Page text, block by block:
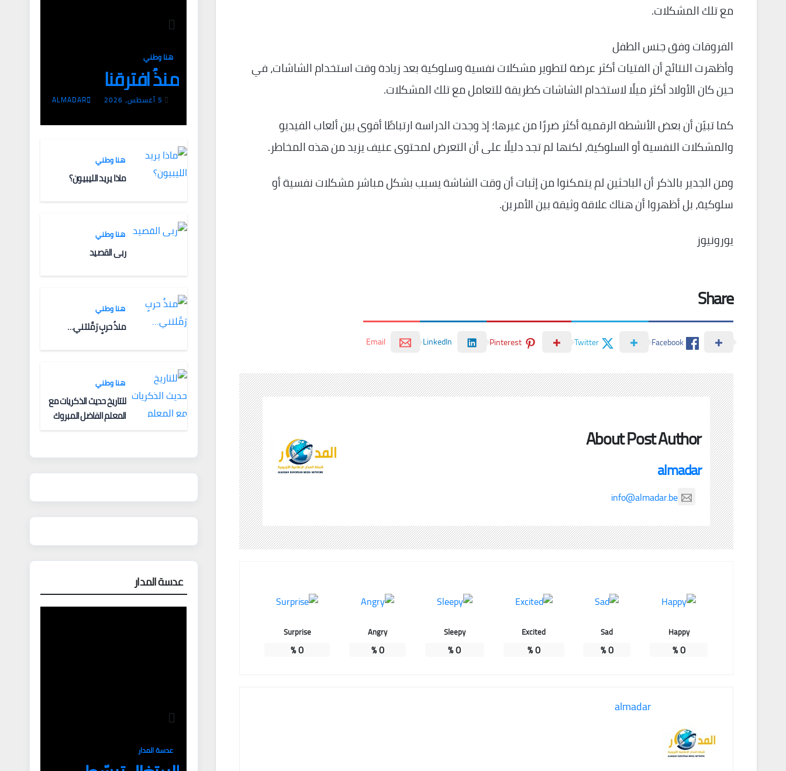
مع تلك المشكلات.
الفروقات وفق جنس الطفل
وأظهرت النتائج أن الفتيات أكثر عرضة لتطوير مشكلات نفسية وسلوكية بعد زيادة وقت استخدام الشاشات، في
حين كان الأولاد أكثر ميلًا لاستخدام الشاشات كطريقة للتعامل مع تلك المشكلات.
كما تبيّن أن بعض الأنشطة الرقمية أكثر ضررًا من غيرها؛ إذ وجدت الدراسة ارتباطًا أقوى بين ألعاب الفيديو
والمشكلات النفسية أو السلوكية، لكنها لم تجد دليلًا على أن التعرض لمحتوى عنيف يزيد من هذه المخاطر.
ومن الجدير بالذكر أن الباحثين لم يتمكنوا من إثبات أن وقت الشاشة يسبب بشكل مباشر مشكلات نفسية أو
سلوكية، بل أظهروا أن هناك علاقة وثيقة بين الأمرين.
يورونيوز
Share
Facebook
Twitter
Pinterest
LinkedIn
Email
About Post Author
almadar
info@almadar.be
Happy
0
%
Sad
0
%
Excited
0
%
Sleepy
0
%
Angry
0
%
Surprise
0
%
almadar
هنا وطني
منذُ افترقنا
5 أغسطس، 2026 ALMADAR
هنا وطني
ماذا يريد الليبيون؟
هنا وطني
ربى القصيد
هنا وطني
منذُ حربٍ رَمَّلتني…
هنا وطني
للتاريخ حديث الذكريات مع
المعلم الفاضل المبروك
عدسة المدار
عدسة المدار